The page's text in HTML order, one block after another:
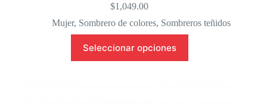
$1,049.00
Mujer, Sombrero de colores, Sombreros teñidos
Seleccionar opciones
producto
tiene